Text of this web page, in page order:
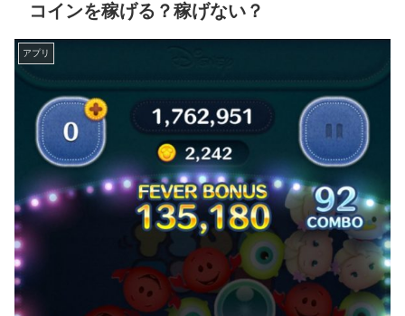
コインを稼げる？稼げない？
アプリ